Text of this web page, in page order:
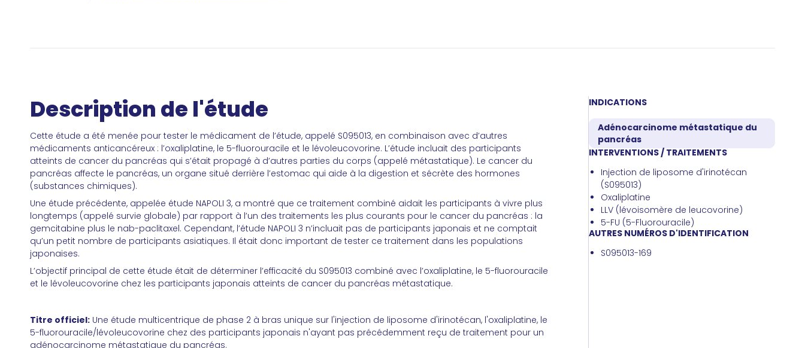
Description de l'étude
Cette étude a été menée pour tester le médicament de l’étude, appelé S095013, en combinaison avec d’autres
médicaments anticancéreux : l’oxaliplatine, le 5-fluorouracile et le lévoleucovorine. L’étude incluait des participants
atteints de cancer du pancréas qui s’était propagé à d’autres parties du corps (appelé métastatique). Le cancer du
pancréas affecte le pancréas, un organe situé derrière l’estomac qui aide à la digestion et sécrète des hormones
(substances chimiques).
Une étude précédente, appelée étude NAPOLI 3, a montré que ce traitement combiné aidait les participants à vivre plus
longtemps (appelé survie globale) par rapport à l’un des traitements les plus courants pour le cancer du pancréas : la
gemcitabine plus le nab-paclitaxel. Cependant, l’étude NAPOLI 3 n’incluait pas de participants japonais et ne comptait
qu’un petit nombre de participants asiatiques. Il était donc important de tester ce traitement dans les populations
japonaises.
L’objectif principal de cette étude était de déterminer l’efficacité du S095013 combiné avec l’oxaliplatine, le 5-fluorouracile
et le lévoleucovorine chez les participants japonais atteints de cancer du pancréas métastatique.
Titre officiel: Une étude multicentrique de phase 2 à bras unique sur l'injection de liposome d'irinotécan, l'oxaliplatine, le
5-fluorouracile/lévoleucovorine chez des participants japonais n'ayant pas précédemment reçu de traitement pour un
adénocarcinome métastatique du pancréas.
INDICATIONS
Adénocarcinome métastatique du
pancréas
INTERVENTIONS / TRAITEMENTS
Injection de liposome d'irinotécan
(S095013)
Oxaliplatine
LLV (lévoisomère de leucovorine)
5-FU (5-Fluorouracile)
AUTRES NUMÉROS D'IDENTIFICATION
S095013-169